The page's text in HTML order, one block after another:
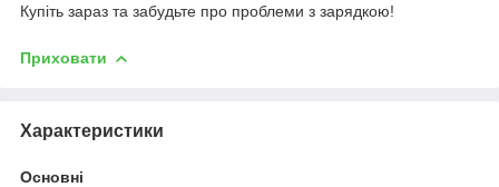
Купіть зараз та забудьте про проблеми з зарядкою!
Приховати
Характеристики
Основні